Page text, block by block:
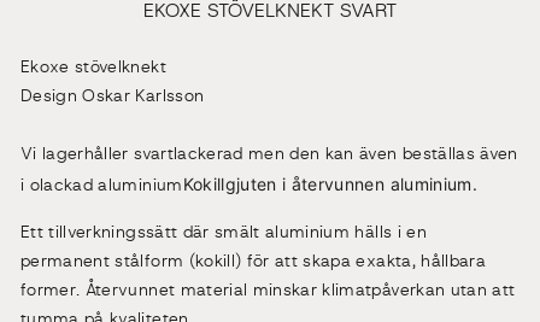
EKOXE STÖVELKNEKT SVART
Ekoxe stövelknekt
Design Oskar Karlsson
Vi lagerhåller svartlackerad men den kan även beställas även
i olackad aluminium Kokillgjuten i återvunnen aluminium.
Ett tillverkningssätt där smält aluminium hälls i en
permanent stålform (kokill) för att skapa exakta, hållbara
former. Återvunnet material minskar klimatpåverkan utan att